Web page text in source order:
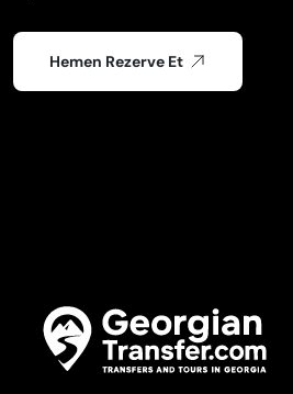
Hemen Rezerve Et